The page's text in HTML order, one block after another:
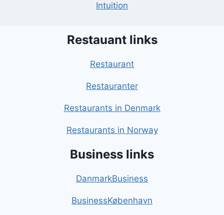
Intuition
Restauant links
Restaurant
Restauranter
Restaurants in Denmark
Restaurants in Norway
Business links
DanmarkBusiness
BusinessKøbenhavn